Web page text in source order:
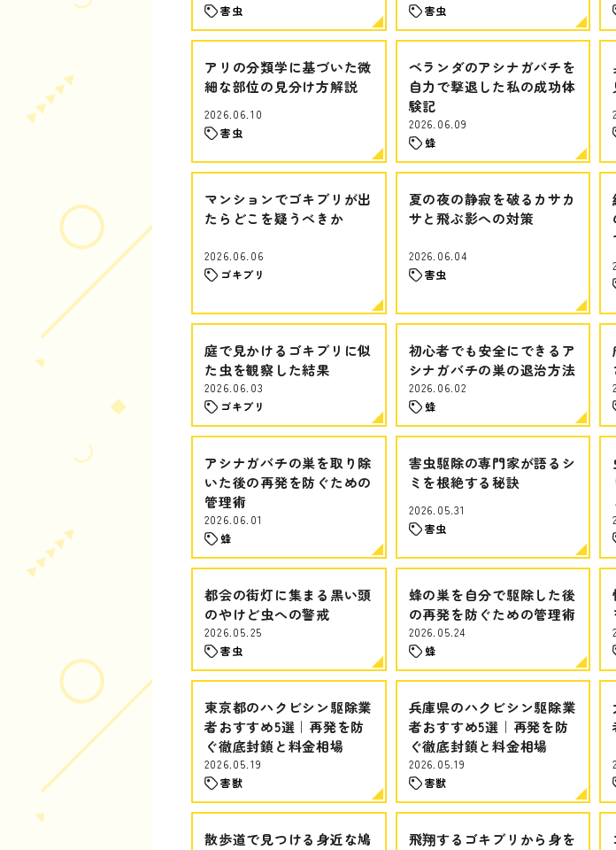
害虫
害虫
アリの分類学に基づいた微
細な部位の見分け方解説
2026.06.10
害虫
ベランダのアシナガバチを
自力で撃退した私の成功体
験記
2026.06.09
蜂
マンションでゴキブリが出
たらどこを疑うべきか
2026.06.06
ゴキブリ
夏の夜の静寂を破るカサカ
サと飛ぶ影への対策
2026.06.04
害虫
庭で見かけるゴキブリに似
た虫を観察した結果
2026.06.03
ゴキブリ
初心者でも安全にできるア
シナガバチの巣の退治方法
2026.06.02
蜂
アシナガバチの巣を取り除
いた後の再発を防ぐための
管理術
2026.06.01
蜂
害虫駆除の専門家が語るシ
ミを根絶する秘訣
2026.05.31
害虫
都会の街灯に集まる黒い頭
のやけど虫への警戒
2026.05.25
害虫
蜂の巣を自分で駆除した後
の再発を防ぐための管理術
2026.05.24
蜂
東京都のハクビシン駆除業
者おすすめ5選｜再発を防
ぐ徹底封鎖と料金相場
2026.05.19
害獣
兵庫県のハクビシン駆除業
者おすすめ5選｜再発を防
ぐ徹底封鎖と料金相場
2026.05.19
害獣
散歩道で見つける身近な鳩
飛翔するゴキブリから身を